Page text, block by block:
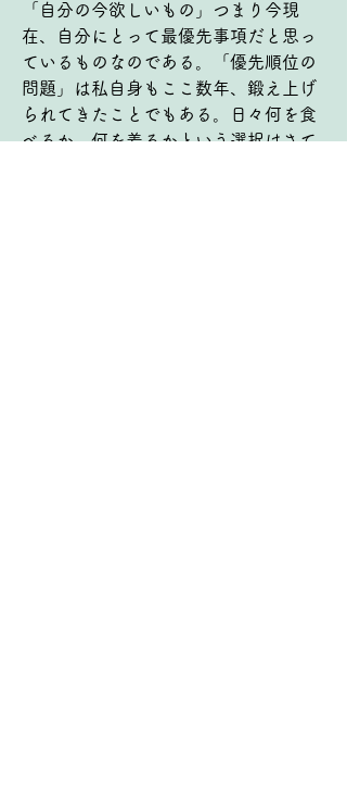
「自分の今欲しいもの」つまり今現
在、自分にとって最優先事項だと思っ
ているものなのである。「優先順位の
問題」は私自身もここ数年、鍛え上げ
られてきたことでもある。日々何を食
べるか、何を着るかという選択はさて